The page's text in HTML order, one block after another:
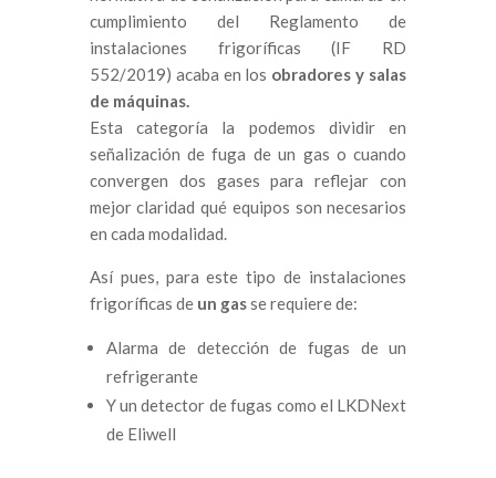
cumplimiento del Reglamento de
instalaciones frigoríficas (IF RD
552/2019) acaba en los obradores y salas
de máquinas.
Esta categoría la podemos dividir en
señalización de fuga de un gas o cuando
convergen dos gases para reflejar con
mejor claridad qué equipos son necesarios
en cada modalidad.
Así pues, para este tipo de instalaciones
frigoríficas de un gasse requiere de:
Alarma de detección de fugas de un
refrigerante
Y un detector de fugas como el LKDNext
de Eliwell